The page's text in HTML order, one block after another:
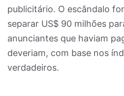
publicitário. O escândalo
separar US$ 90 milhões
anunciantes que haviam
deveriam, com base nos
verdadeiros.